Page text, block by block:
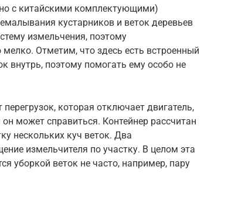
с китайскими комплектующими)
кустарников и веток деревьев
измельчения, поэтому
Отметим, что здесь есть встроенный
внутрь, поэтому помогать ему особо не
которая отключает двигатель,
может справиться. Контейнер рассчитан
нескольких куч веток. Два
измельчителя по участку. В целом эта
уборкой веток не часто, например, пару